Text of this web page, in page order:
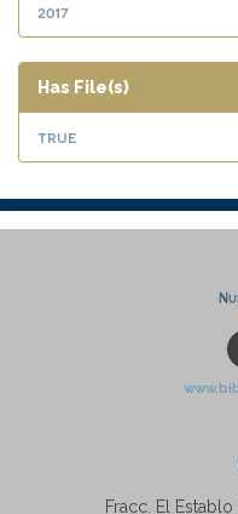
2017
Has File(s)
true
Fracc. El